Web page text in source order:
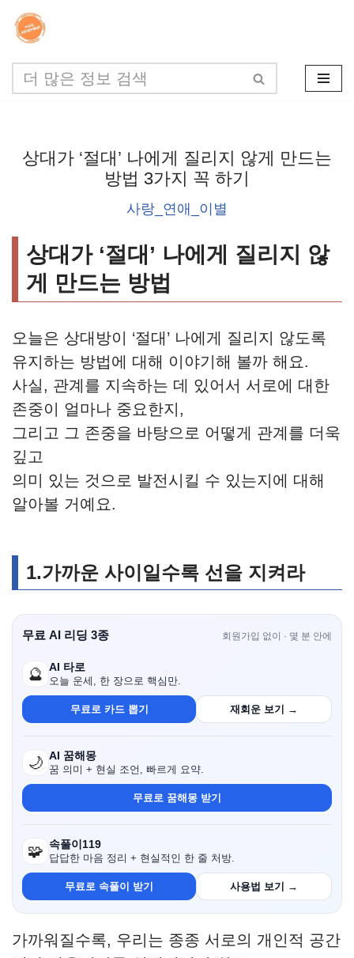
콘
텐
츠
너상대가 ‘절대’ 나에게 질리지 않게 만드는
방법 3가지 꼭 하기
사랑_연애_이별
상대가 ‘절대’ 나에게 질리지 않
게 만드는 방법
오늘은 상대방이 ‘절대’ 나에게 질리지 않도록
유지하는 방법에 대해 이야기해 볼까 해요.
사실, 관계를 지속하는 데 있어서 서로에 대한
존중이 얼마나 중요한지,
그리고 그 존중을 바탕으로 어떻게 관계를 더욱
깊고
의미 있는 것으로 발전시킬 수 있는지에 대해
알아볼 거예요.
1.가까운 사이일수록 선을 지켜라
무료 AI 리딩 3종 회원가입 없이 · 몇 분 안에
🔮 AI 타로
오늘 운세, 한 장으로 핵심만.
무료로 카드 뽑기 재회운 보기 →
🌙 AI 꿈해몽
꿈 의미 + 현실 조언, 빠르게 요약.
무료로 꿈해몽 받기
🧩 속풀이119
답답한 마음 정리 + 현실적인 한 줄 처방.
무료로 속풀이 받기 사용법 보기 →
가까워질수록, 우리는 종종 서로의 개인적 공간